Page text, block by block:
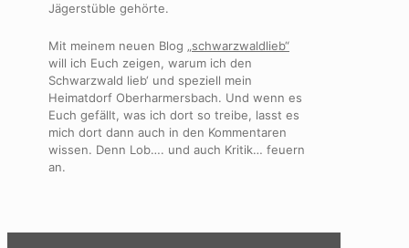
Jägerstüble gehörte.
Mit meinem neuen Blog
„schwarzwaldlieb“
will ich Euch zeigen, warum ich den
Schwarzwald lieb‘ und speziell mein
Heimatdorf Oberharmersbach. Und wenn es
Euch gefällt, was ich dort so treibe, lasst es
mich dort dann auch in den Kommentaren
wissen. Denn Lob…. und auch Kritik… feuern
an.